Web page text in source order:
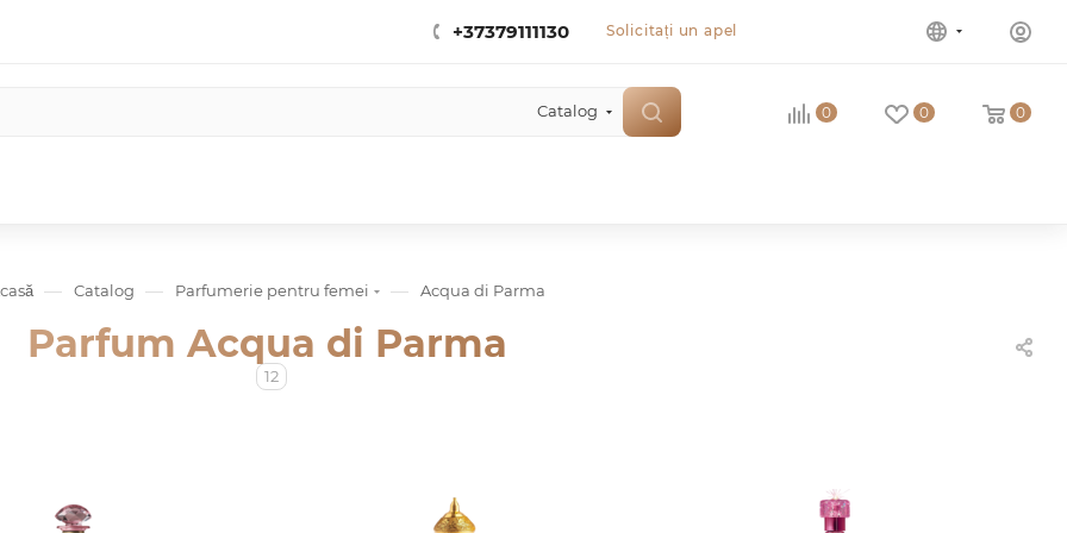
+37379111130 Solicitați un apel
Catalog 0 0 0
— Catalog — Parfumerie pentru femei — Acqua di Parma
Parfum Acqua di Parma
12